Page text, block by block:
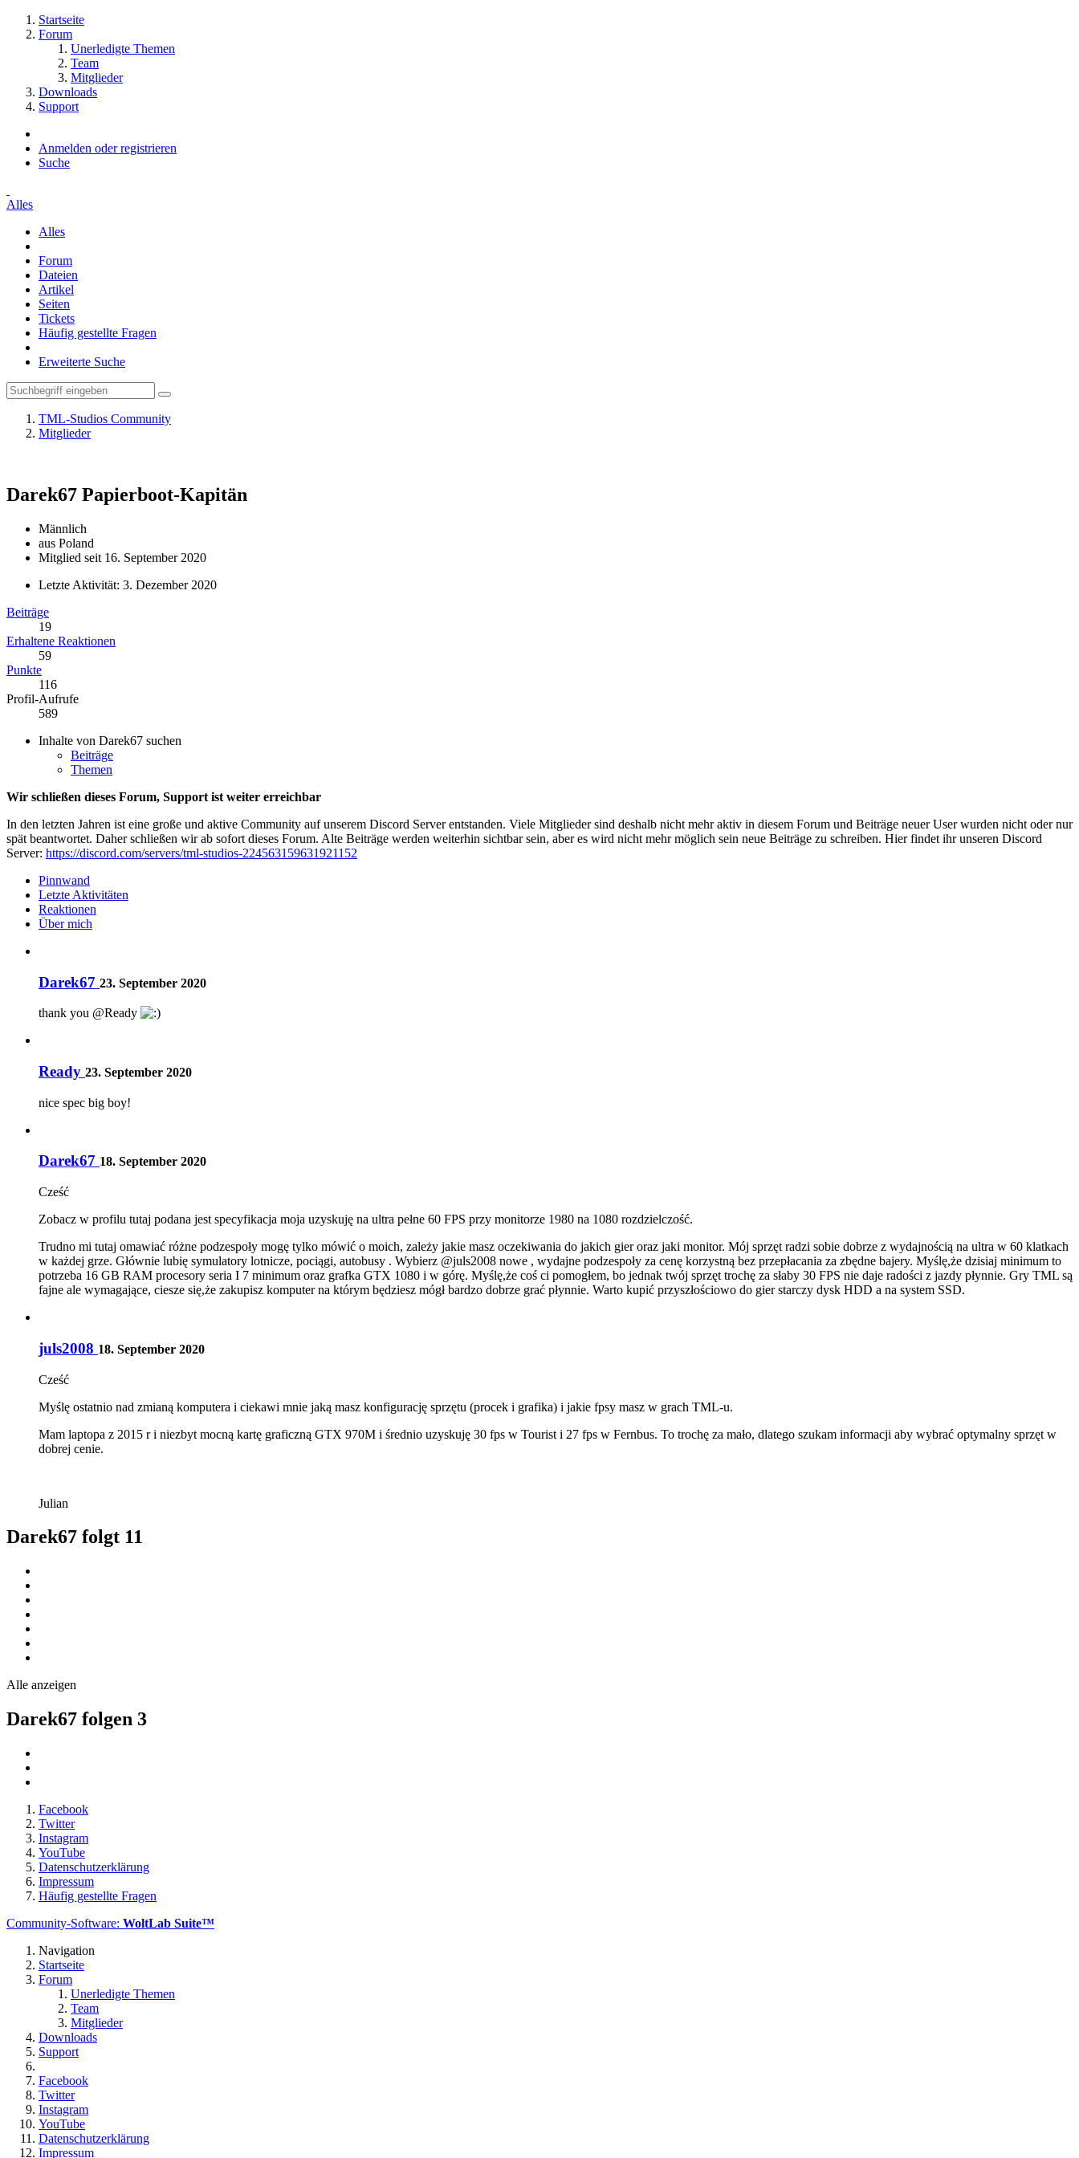
Startseite
Forum
Unerledigte Themen
Team
Mitglieder
Downloads
Support
Anmelden oder registrieren
Suche
Alles
Alles
Forum
Dateien
Artikel
Seiten
Tickets
Häufig gestellte Fragen
Erweiterte Suche
TML-Studios Community
Mitglieder
Darek67 Papierboot-Kapitän
Männlich
aus Poland
Mitglied seit 16. September 2020
Letzte Aktivität: 3. Dezember 2020
Beiträge
19
Erhaltene Reaktionen
59
Punkte
116
Profil-Aufrufe
589
Inhalte von Darek67 suchen
Beiträge
Themen
Wir schließen dieses Forum, Support ist weiter erreichbar
In den letzten Jahren ist eine große und aktive Community auf unserem Discord Server entstanden. Viele Mitglieder sind deshalb nicht mehr aktiv in diesem Forum und Beiträge neuer User wurden nicht oder nur
spät beantwortet. Daher schließen wir ab sofort dieses Forum. Alte Beiträge werden weiterhin sichtbar sein, aber es wird nicht mehr möglich sein neue Beiträge zu schreiben. Hier findet ihr unseren Discord
Server: https://discord.com/servers/tml-studios-224563159631921152
Pinnwand
Letzte Aktivitäten
Reaktionen
Über mich
Darek67 23. September 2020
thank you @Ready
Ready 23. September 2020
nice spec big boy!
Darek67 18. September 2020
Cześć
Zobacz w profilu tutaj podana jest specyfikacja moja uzyskuję na ultra pełne 60 FPS przy monitorze 1980 na 1080 rozdzielczość.
Trudno mi tutaj omawiać różne podzespoły mogę tylko mówić o moich, zależy jakie masz oczekiwania do jakich gier oraz jaki monitor. Mój sprzęt radzi sobie dobrze z wydajnością na ultra w 60 klatkach
w każdej grze. Głównie lubię symulatory lotnicze, pociągi, autobusy . Wybierz @juls2008 nowe , wydajne podzespoły za cenę korzystną bez przepłacania za zbędne bajery. Myślę,że dzisiaj minimum to
potrzeba 16 GB RAM procesory seria I 7 minimum oraz grafka GTX 1080 i w górę. Myślę,że coś ci pomogłem, bo jednak twój sprzęt trochę za słaby 30 FPS nie daje radości z jazdy płynnie. Gry TML są
fajne ale wymagające, ciesze się,że zakupisz komputer na którym będziesz mógł bardzo dobrze grać płynnie. Warto kupić przyszłościowo do gier starczy dysk HDD a na system SSD.
juls2008 18. September 2020
Cześć
Myślę ostatnio nad zmianą komputera i ciekawi mnie jaką masz konfigurację sprzętu (procek i grafika) i jakie fpsy masz w grach TML-u.
Mam laptopa z 2015 r i niezbyt mocną kartę graficzną GTX 970M i średnio uzyskuję 30 fps w Tourist i 27 fps w Fernbus. To trochę za mało, dlatego szukam informacji aby wybrać optymalny sprzęt w
dobrej cenie.
Julian
Darek67 folgt 11
Alle anzeigen
Darek67 folgen 3
Facebook
Twitter
Instagram
YouTube
Datenschutzerklärung
Impressum
Häufig gestellte Fragen
Community-Software: WoltLab Suite™
Navigation
Startseite
Forum
Unerledigte Themen
Team
Mitglieder
Downloads
Support
Facebook
Twitter
Instagram
YouTube
Datenschutzerklärung
Impressum